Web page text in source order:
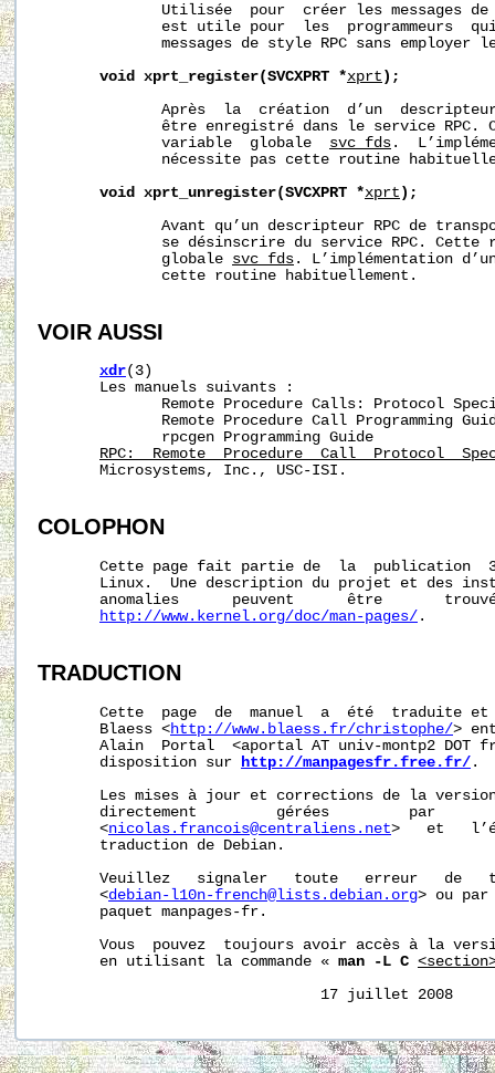
Utilisée  pour  créer les messages
est utile pour  les  programmeurs
messages de style RPC sans employer
void
xprt_register(SVCXPRT *xprt );
Après  la  création  d’un
être enregistré dans le service RPC.
              variable  globale
svc_fds .
nécessite pas cette routine
void
xprt_unregister(SVCXPRT *xprt );
Avant qu’un descripteur RPC de
se désinscrire du service RPC. Cette
              globale
svc_fds . L’implémentation
              cette routine habituellement.
VOIR AUSSI
xdr(3)
       Les manuels suivants :
Remote Procedure Calls: Protocol
Remote Procedure Call Programming
              rpcgen Programming Guide
RPC:  Remote  Procedure  Call  Protocol
       Microsystems, Inc., USC-ISI.
COLOPHON
Cette page fait partie de  la  publication
Linux.  Une description du projet et des
anomalies      peuvent      être
http://www.kernel.org/doc/man-pages/ .
TRADUCTION
Cette  page  de  manuel  a  été  traduite
       Blaess <
http://www.blaess.fr/christophe/>
Alain  Portal  <aportal AT univ-montp2 DOT
       disposition sur
http://manpagesfr.free.fr/ .
Les mises à jour et corrections de la
directement         gérées         par
       <
nicolas.francois@centraliens.net>   et
       traduction de Debian.
Veuillez   signaler   toute   erreur   de
       <
debian-l10n-french@lists.debian.org> ou par
       paquet manpages-fr.
Vous  pouvez  toujours avoir accès à la
       en utilisant la commande «
man -L C